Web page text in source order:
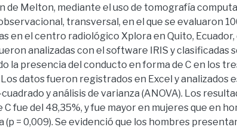
de Melton, mediante el uso de tomografía
transversal, en el que se evaluaron
en el centro radiológico Xplora en Quito,
analizadas con el software IRIS y
la presencia del conducto en forma de C en los
Los datos fueron registrados en Excel y
y análisis de varianza (ANOVA). Los
C fue del 48,35%, y fue mayor en mujeres que en
(p = 0,009). Se evidenció que los hombres